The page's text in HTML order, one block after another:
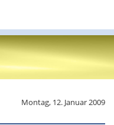
Info
Montag, 12. Januar 2009